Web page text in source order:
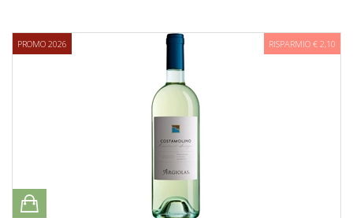
PROMO 2026 RISPARMIO € 2,10